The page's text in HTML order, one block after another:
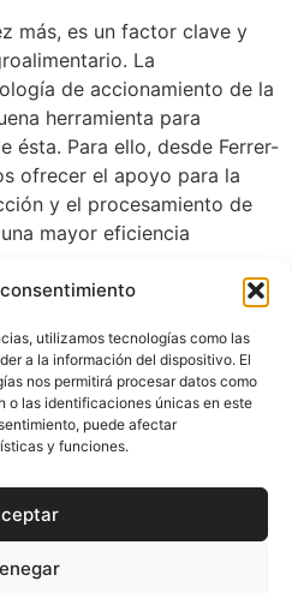
utilizamos tecnologías como las
a la información del dispositivo. El
nos permitirá procesar datos como
o las identificaciones únicas en este
puede afectar
y funciones.
más, es un factor clave y
La
de accionamiento de la
herramienta para
ésta. Para ello, desde Ferrer-
ofrecer el apoyo para la
y el procesamiento de
mayor eficiencia
para Ferrer-
para sistemas de
duración, apuesta por
España.